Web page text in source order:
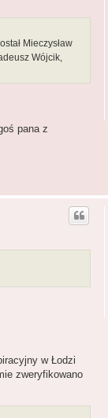
Mieczysław
Wójcik,
pana z
w Łodzi
zweryfikowano